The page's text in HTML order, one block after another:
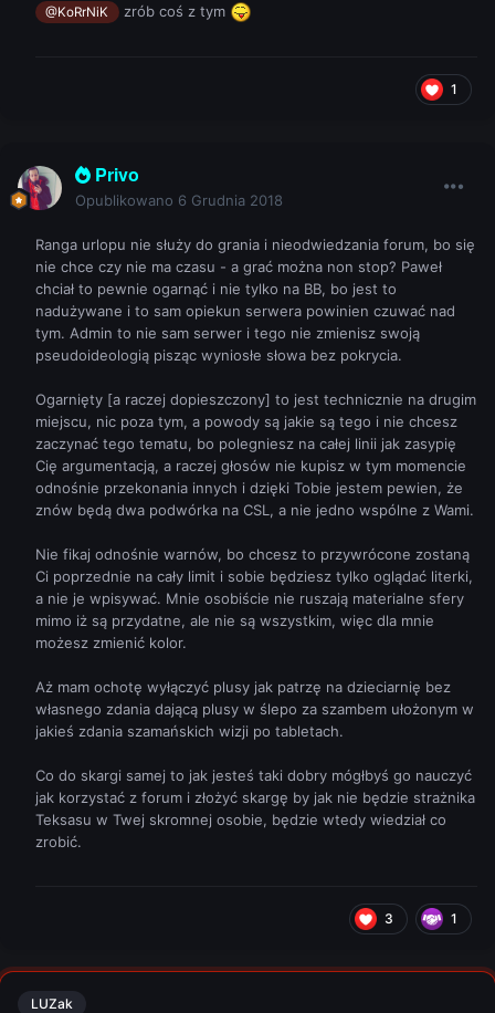
@KoRrNiK zrób coś z tym
1
Privo
Opublikowano 6 Grudnia 2018
Ranga urlopu nie służy do grania i nieodwiedzania forum, bo się
nie chce czy nie ma czasu - a grać można non stop? Paweł
chciał to pewnie ogarnąć i nie tylko na BB, bo jest to
nadużywane i to sam opiekun serwera powinien czuwać nad
tym. Admin to nie sam serwer i tego nie zmienisz swoją
pseudoideologią pisząc wyniosłe słowa bez pokrycia.
Ogarnięty [a raczej dopieszczony] to jest technicznie na drugim
miejscu, nic poza tym, a powody są jakie są tego i nie chcesz
zaczynać tego tematu, bo polegniesz na całej linii jak zasypię
Cię argumentacją, a raczej głosów nie kupisz w tym momencie
odnośnie przekonania innych i dzięki Tobie jestem pewien, że
znów będą dwa podwórka na CSL, a nie jedno wspólne z Wami.
Nie fikaj odnośnie warnów, bo chcesz to przywrócone zostaną
Ci poprzednie na cały limit i sobie będziesz tylko oglądać literki,
a nie je wpisywać. Mnie osobiście nie ruszają materialne sfery
mimo iż są przydatne, ale nie są wszystkim, więc dla mnie
możesz zmienić kolor.
Aż mam ochotę wyłączyć plusy jak patrzę na dzieciarnię bez
własnego zdania dającą plusy w ślepo za szambem ułożonym w
jakieś zdania szamańskich wizji po tabletach.
Co do skargi samej to jak jesteś taki dobry mógłbyś go nauczyć
jak korzystać z forum i złożyć skargę by jak nie będzie strażnika
Teksasu w Twej skromnej osobie, będzie wtedy wiedział co
zrobić.
3 1
LUZak